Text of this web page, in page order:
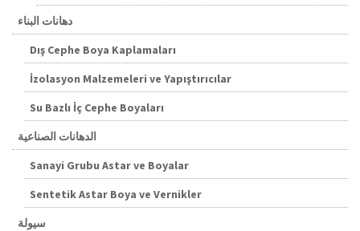
دهانات البناء
Dış Cephe Boya Kaplamaları
İzolasyon Malzemeleri ve Yapıştırıcılar
Su Bazlı İç Cephe Boyaları
الدهانات الصناعية
Sanayi Grubu Astar ve Boyalar
Sentetik Astar Boya ve Vernikler
سيولة